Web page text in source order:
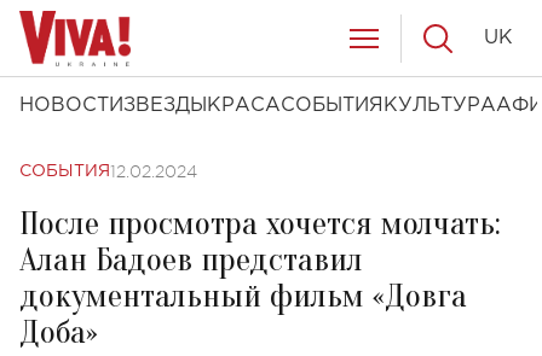
НОВОСТИ ЗВЕЗДЫ КРАСАСОБЫТИЯ КУЛЬТУРА
UK
СОБЫТИЯ 12.02.2024
После просмотра хочется молчать:
Алан Бадоев представил
документальный фильм «Довга
Доба»